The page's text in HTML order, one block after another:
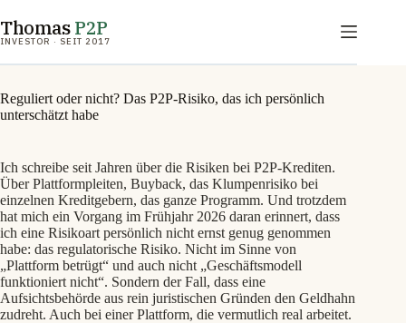
Inhalt
springen
ThomasP2P
INVESTOR · SEIT 2017
Reguliert oder nicht? Das P2P-Risiko, das ich persönlich
unterschätzt habe
Ich schreibe seit Jahren über die Risiken bei P2P-Krediten.
Über Plattformpleiten, Buyback, das Klumpenrisiko bei
einzelnen Kreditgebern, das ganze Programm. Und trotzdem
hat mich ein Vorgang im Frühjahr 2026 daran erinnert, dass
ich eine Risikoart persönlich nicht ernst genug genommen
habe: das regulatorische Risiko. Nicht im Sinne von
„Plattform betrügt“ und auch nicht „Geschäftsmodell
funktioniert nicht“. Sondern der Fall, dass eine
Aufsichtsbehörde aus rein juristischen Gründen den Geldhahn
zudreht. Auch bei einer Plattform, die vermutlich real arbeitet.